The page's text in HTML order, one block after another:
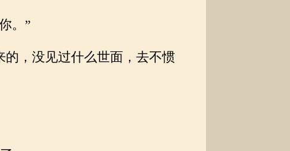
。”
，没见过什么世面，去不惯